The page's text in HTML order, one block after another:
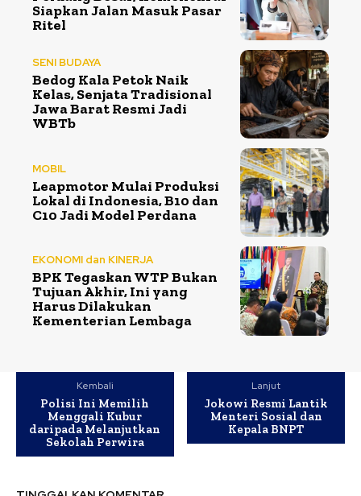
Siapkan Jalan Masuk Pasar
Ritel
SENI BUDAYA
Bedog Kala Petok Naik
Kelas, Senjata Tradisional
Jawa Barat Resmi Jadi
WBTb
MOBIL
Leapmotor Mulai Produksi
Lokal di Indonesia, B10 dan
C10 Jadi Model Perdana
EKONOMI dan KINERJA
BPK Tegaskan WTP Bukan
Tujuan Akhir, Ini yang
Harus Dilakukan
Kementerian Lembaga
Kembali
Polisi Ini Memilih
Menggali Kubur
daripada Melanjutkan
Sekolah Perwira
Lanjut
Jokowi Resmi Lantik
Menteri Sosial dan
Kepala BNPT